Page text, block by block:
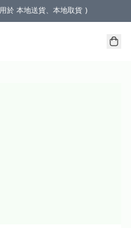
於 本地送貨、本地取貨 )